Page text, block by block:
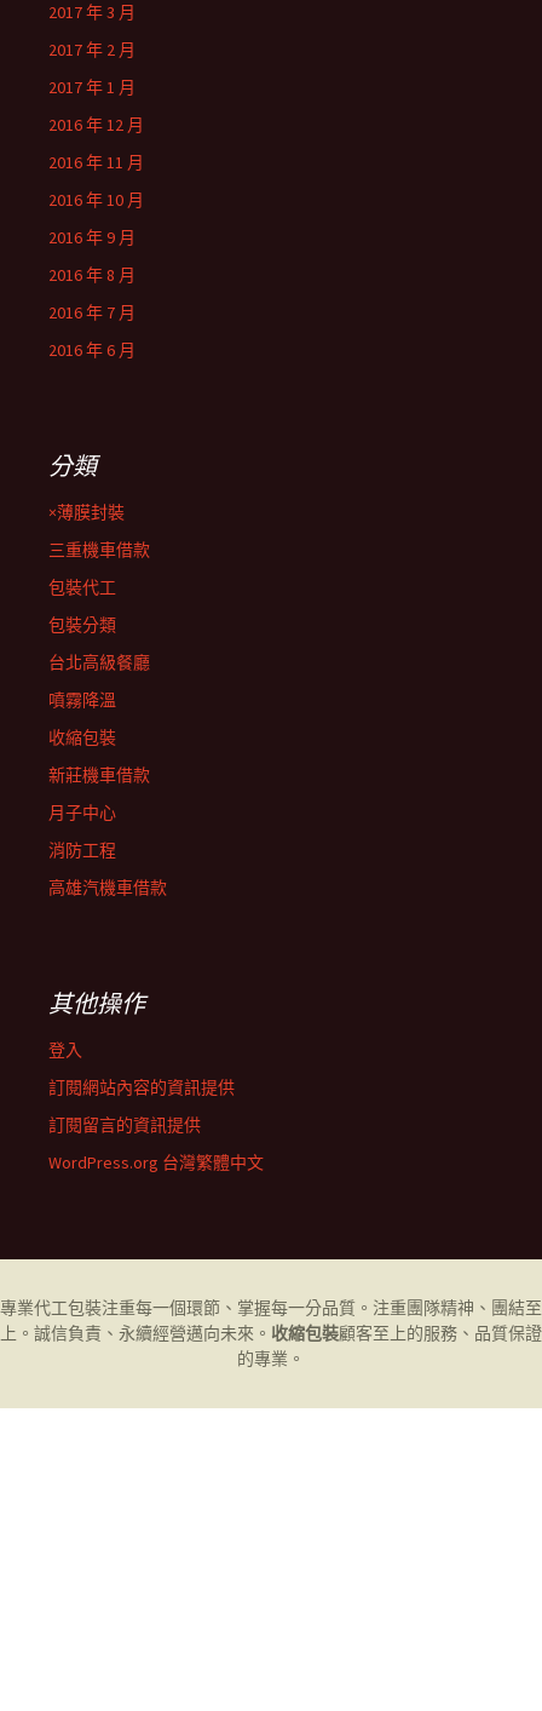
2017 年 3 月
2017 年 2 月
2017 年 1 月
2016 年 12 月
2016 年 11 月
2016 年 10 月
2016 年 9 月
2016 年 8 月
2016 年 7 月
2016 年 6 月
分類
×薄膜封裝
三重機車借款
包裝代工
包裝分類
台北高級餐廳
噴霧降溫
收縮包裝
新莊機車借款
月子中心
消防工程
高雄汽機車借款
其他操作
登入
訂閱網站內容的資訊提供
訂閱留言的資訊提供
WordPress.org 台灣繁體中文
專業代工包裝注重每一個環節、掌握每一分品質。注重團隊精神、團結至
上。誠信負責、永續經營邁向未來。 收縮包裝顧客至上的服務、品質保證
的專業。